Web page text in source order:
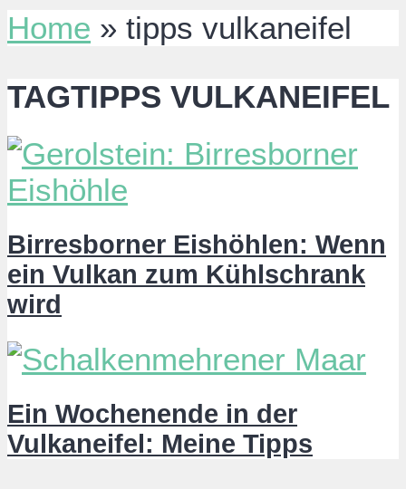
Home » tipps vulkaneifel
TAGTIPPS VULKANEIFEL
Birresborner Eishöhlen: Wenn
ein Vulkan zum Kühlschrank
wird
Ein Wochenende in der
Vulkaneifel: Meine Tipps